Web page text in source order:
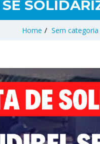
Home / Sem categoria